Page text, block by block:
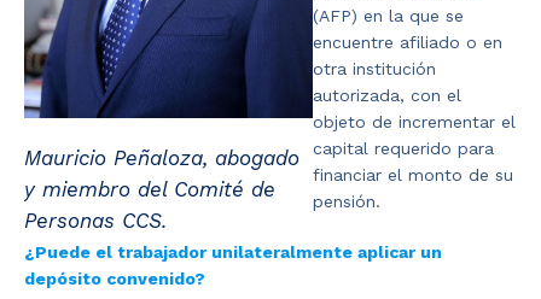
Mauricio Peñaloza, abogado
y miembro del Comité de
Personas CCS.
(AFP) en la que se
encuentre afiliado o en
otra institución
autorizada, con el
objeto de incrementar el
capital requerido para
financiar el monto de su
pensión.
¿Puede el trabajador unilateralmente aplicar un
depósito convenido?